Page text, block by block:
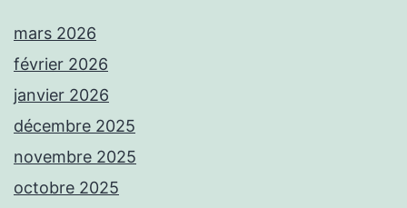
mars 2026
février 2026
janvier 2026
décembre 2025
novembre 2025
octobre 2025